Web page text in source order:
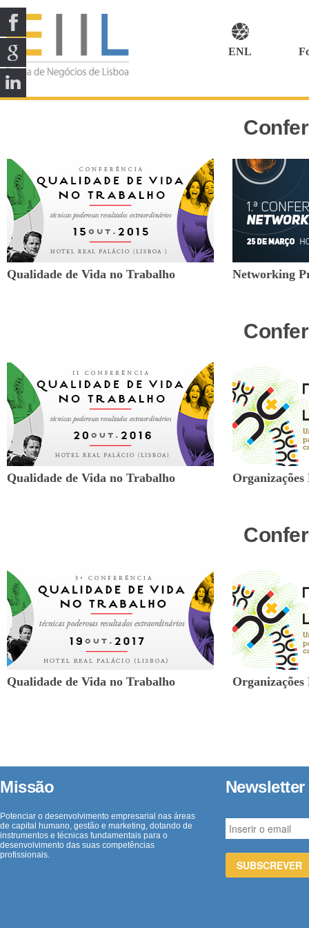
ENL
Qualidade de Vida no Trabalho Networking
Qualidade de Vida no Trabalho Organizações
Qualidade de Vida no Trabalho Organizações
Missão
Potenciar o desenvolvimento empresarial nas áreas
de capital humano, gestão e marketing, dotando de
instrumentos e técnicas fundamentais para o
desenvolvimento das suas competências
profissionais.
Newsletter